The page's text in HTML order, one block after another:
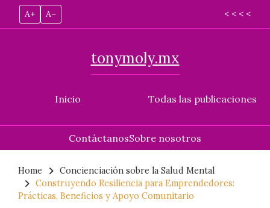
A+ A– < < < <
Inicio
tonymoly.mx
Todas las publicaciones
ContáctanosSobre nosotros
content
Home
Concienciación sobre la Salud Mental
Construyendo Resiliencia para Emprendedores:
Prácticas, Beneficios y Apoyo Comunitario